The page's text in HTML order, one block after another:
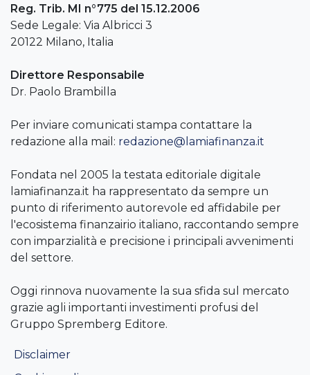
Reg. Trib. MI n°775 del 15.12.2006
Sede Legale: Via Albricci 3
20122 Milano, Italia
Direttore Responsabile
Dr. Paolo Brambilla
Per inviare comunicati stampa contattare la
redazione alla mail: redazione@lamiafinanza.it
Fondata nel 2005 la testata editoriale digitale
lamiafinanza.it ha rappresentato da sempre un
punto di riferimento autorevole ed affidabile per
l'ecosistema finanzairio italiano, raccontando sempre
con imparzialità e precisione i principali avvenimenti
del settore.
Oggi rinnova nuovamente la sua sfida sul mercato
grazie agli importanti investimenti profusi del
Gruppo Spremberg Editore.
Disclaimer